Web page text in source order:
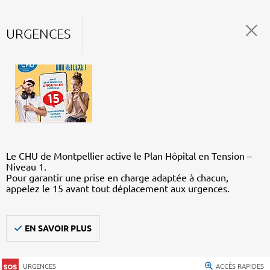
URGENCES
Le CHU de Montpellier active le Plan Hôpital en Tension –
Niveau 1.
Pour garantir une prise en charge adaptée à chacun,
appelez le 15 avant tout déplacement aux urgences.
EN SAVOIR PLUS
URGENCES ACCÈS RAPIDES